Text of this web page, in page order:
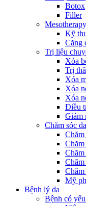
Botox
Filler
Kỹ
Căng
Trị liệu
Xóa
Trị
Xóa
Xóa
Xóa
Điều
Giảm
Chăm sóc
Chăm
Chăm
Chăm
Mỹ
Bệnh lý da
Bệnh có